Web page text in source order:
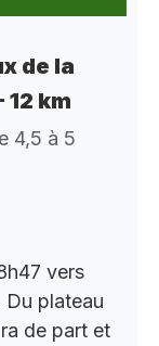
de la
12 km
4,5 à 5
vers
plateau
de part et